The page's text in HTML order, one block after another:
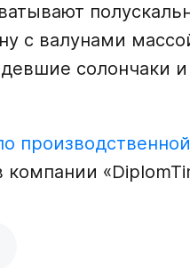
с валунами
солончаки и
производственной
компании